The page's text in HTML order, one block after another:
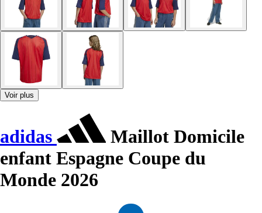
Voir plus
adidas
Maillot Domicile
enfant Espagne Coupe du
Monde 2026